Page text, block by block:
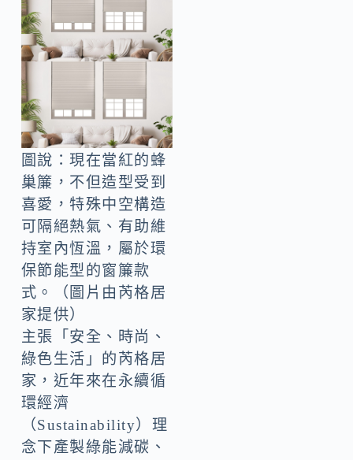
圖說：現在當紅的蜂
巢簾，不但造型受到
喜愛，特殊中空構造
可隔絕熱氣、有助維
持室內恆溫，屬於環
保節能型的窗簾款
式。（圖片由芮格居
家提供）
主張「安全、時尚、
綠色生活」的芮格居
家，近年來在永續循
環經濟
（Sustainability）理
念下產製綠能減碳、